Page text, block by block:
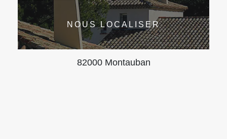
NOUS LOCALISER
82000 Montauban